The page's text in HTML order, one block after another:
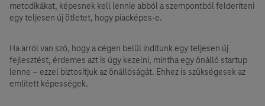
metodikákat, képesnek kell lennie abból a szempontból felderíteni
egy teljesen új ötletet, hogy piacképes-e.
Ha arról van szó, hogy a cégen belül indítunk egy teljesen új
fejlesztést, érdemes azt is úgy kezelni, mintha egy önálló startup
lenne – ezzel biztosítjuk az önállóságát. Ehhez is szükségesek az
említett képességek.